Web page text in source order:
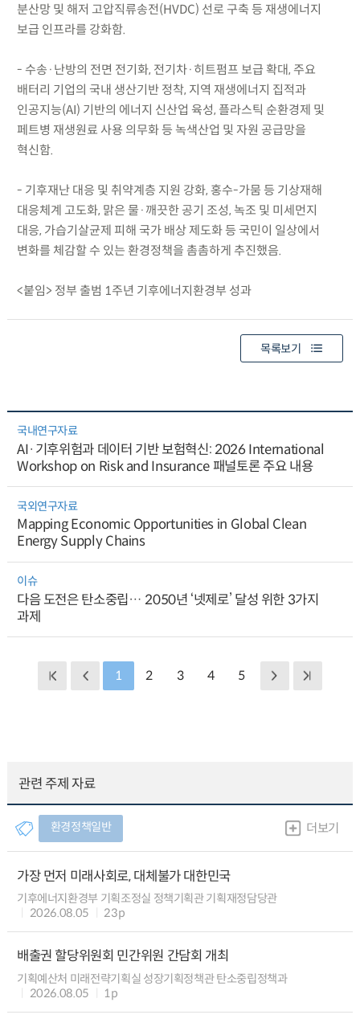
분산망 및 해저 고압직류송전(HVDC) 선로 구축 등 재생에너지
보급 인프라를 강화함.
- 수송·난방의 전면 전기화, 전기차·히트펌프 보급 확대, 주요
배터리 기업의 국내 생산기반 정착, 지역 재생에너지 집적과
인공지능(AI) 기반의 에너지 신산업 육성, 플라스틱 순환경제 및
페트병 재생원료 사용 의무화 등 녹색산업 및 자원 공급망을
혁신함.
- 기후재난 대응 및 취약계층 지원 강화, 홍수-가뭄 등 기상재해
대응체계 고도화, 맑은 물·깨끗한 공기 조성, 녹조 및 미세먼지
대응, 가습기살균제 피해 국가 배상 제도화 등 국민이 일상에서
변화를 체감할 수 있는 환경정책을 촘촘하게 추진했음.
<붙임> 정부 출범 1주년 기후에너지환경부 성과
목록보기
국내연구자료
AI·기후위험과 데이터 기반 보험혁신: 2026 International
Workshop on Risk and Insurance 패널토론 주요 내용
국외연구자료
Mapping Economic Opportunities in Global Clean
Energy Supply Chains
이슈
다음 도전은 탄소중립… 2050년 ‘넷제로’ 달성 위한 3가지
과제
1 2 3 4 5
관련 주제 자료
환경정책일반 더보기
가장 먼저 미래사회로, 대체불가 대한민국
기후에너지환경부 기획조정실 정책기획관 기획재정담당관
2026.08.05
23p
배출권 할당위원회 민간위원 간담회 개최
기획예산처 미래전략기획실 성장기획정책관 탄소중립정책과
2026.08.05
1p